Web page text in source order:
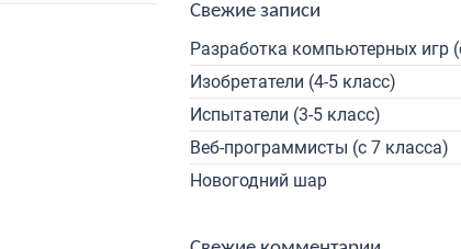
Свежие записи
Разработка компьютерных игр
Изобретатели (4-5 класс)
Испытатели (3-5 класс)
Веб-программисты (с 7 класса)
Новогодний шар